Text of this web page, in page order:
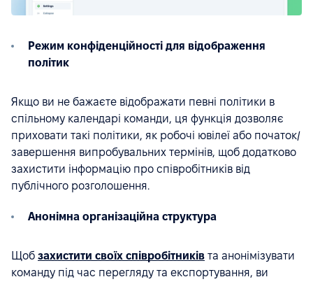
Режим конфіденційності для відображення
політик
Якщо ви не бажаєте відображати певні політики в
спільному календарі команди, ця функція дозволяє
приховати такі політики, як робочі ювілеї або початок/
завершення випробувальних термінів, щоб додатково
захистити інформацію про співробітників від
публічного розголошення.
Анонімна організаційна структура
Щоб захистити своїх співробітників та анонімізувати
команду під час перегляду та експортування, ви